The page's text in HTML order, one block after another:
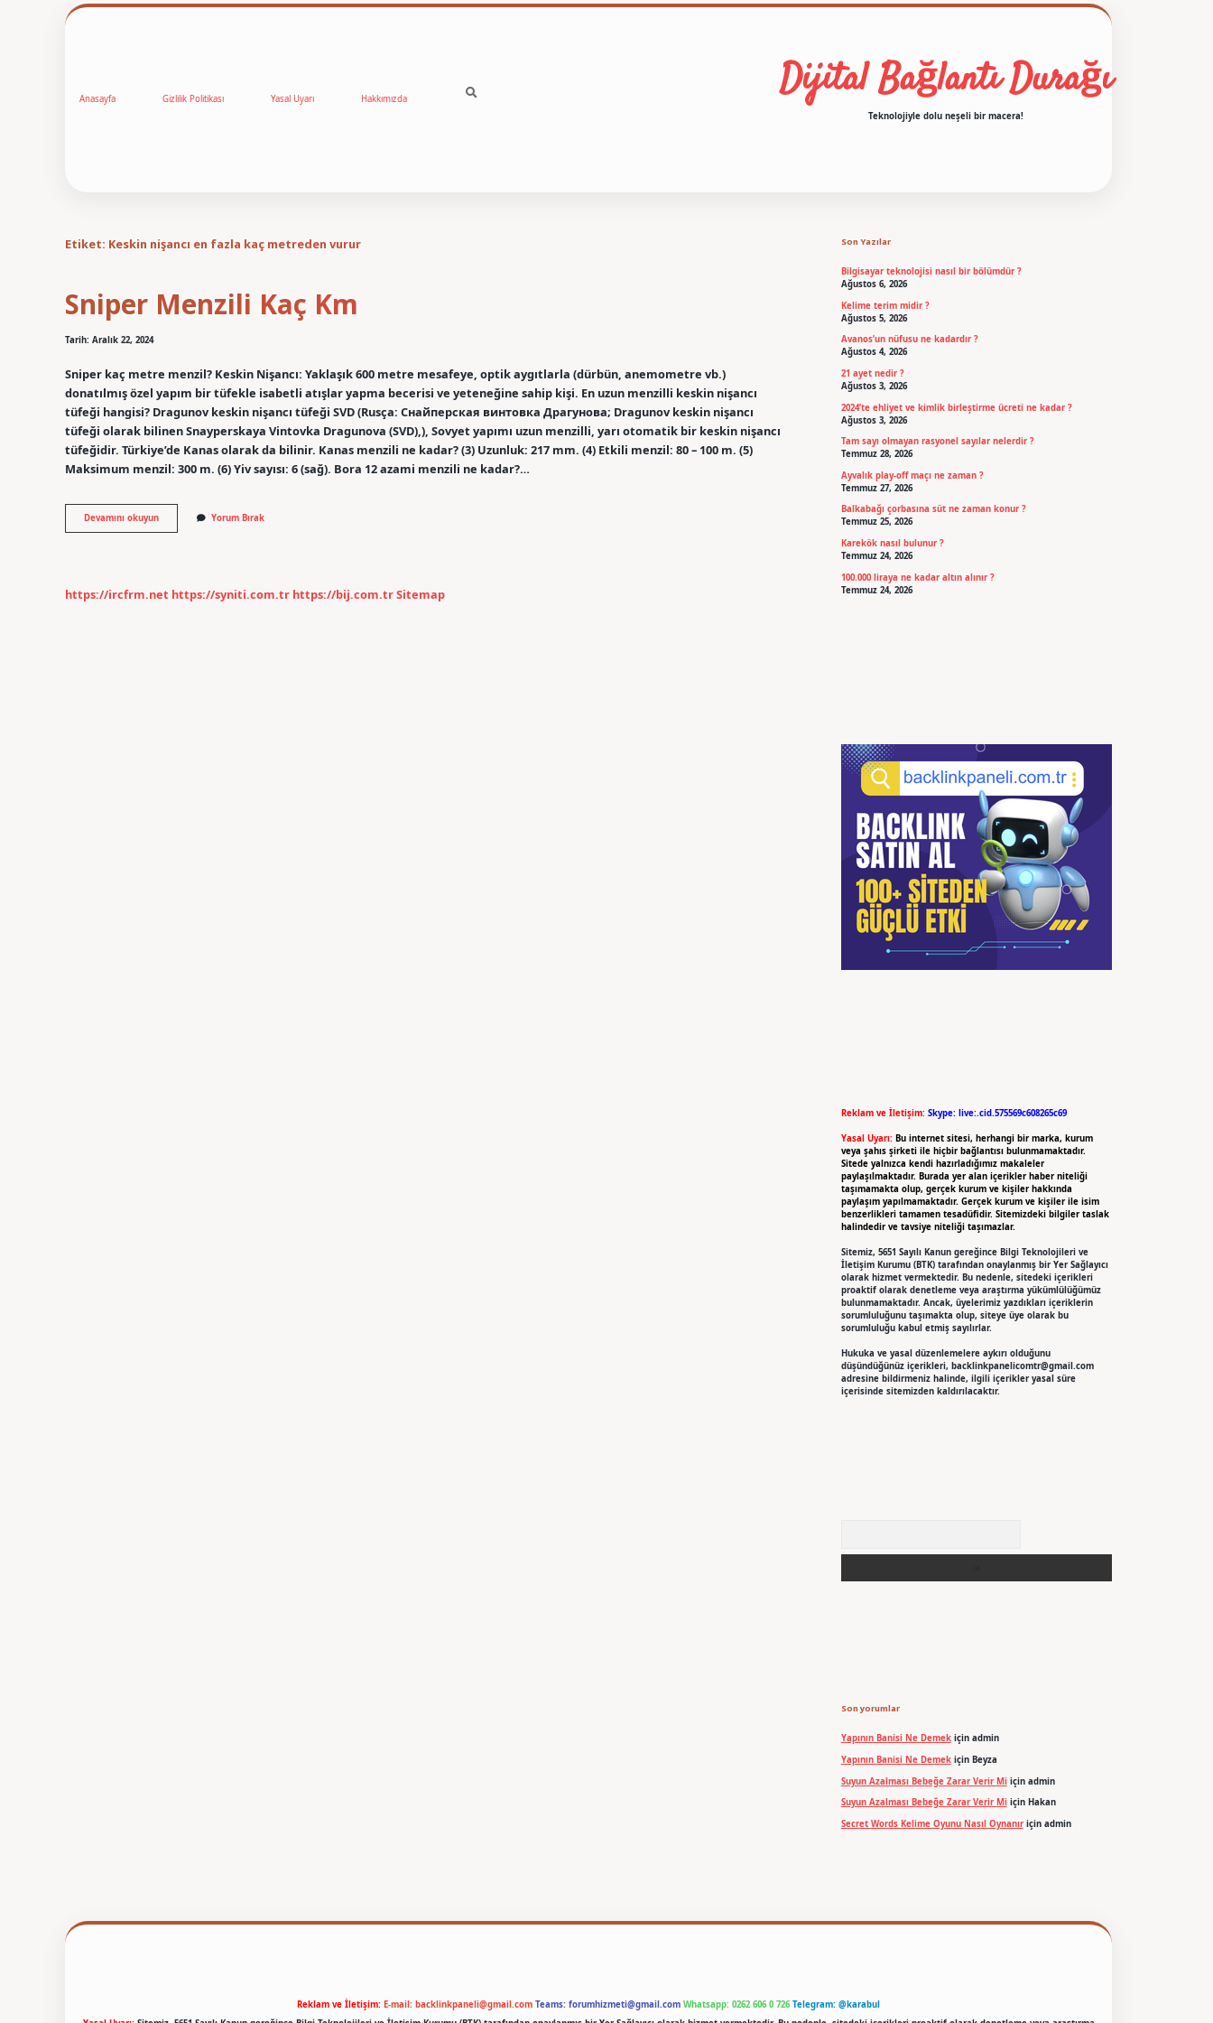
Anasayfa Gizlilik Politikası Yasal Uyarı Hakkımızda Dijital Bağlantı Durağı
Teknolojiyle dolu neşeli bir macera!
Etiket: Keskin nişancı en fazla kaç metreden vurur
Sniper Menzili Kaç Km
Tarih: Aralık 22, 2024
Sniper kaç metre menzil? Keskin Nişancı: Yaklaşık 600 metre mesafeye, optik aygıtlarla (dürbün, anemometre vb.)
donatılmış özel yapım bir tüfekle isabetli atışlar yapma becerisi ve yeteneğine sahip kişi. En uzun menzilli keskin nişancı
tüfeği hangisi? Dragunov keskin nişancı tüfeği SVD (Rusça: Снайперская винтовка Драгунова; Dragunov keskin nişancı
tüfeği olarak bilinen Snayperskaya Vintovka Dragunova (SVD),), Sovyet yapımı uzun menzilli, yarı otomatik bir keskin nişancı
tüfeğidir. Türkiye’de Kanas olarak da bilinir. Kanas menzili ne kadar? (3) Uzunluk: 217 mm. (4) Etkili menzil: 80 – 100 m. (5)
Maksimum menzil: 300 m. (6) Yiv sayısı: 6 (sağ). Bora 12 azami menzili ne kadar?…
Devamını okuyunSniper
Menzili
Yorum Bırak
https://ircfrm.net https://syniti.com.tr https://bij.com.trSitemap
Son Yazılar
Bilgisayar teknolojisi nasıl bir bölümdür ?
Ağustos 6, 2026
Kelime terim midir ?
Ağustos 5, 2026
Avanos’un nüfusu ne kadardır ?
Ağustos 4, 2026
21 ayet nedir ?
Ağustos 3, 2026
2024’te ehliyet ve kimlik birleştirme ücreti ne kadar ?
Ağustos 3, 2026
Tam sayı olmayan rasyonel sayılar nelerdir ?
Temmuz 28, 2026
Ayvalık play-off maçı ne zaman ?
Temmuz 27, 2026
Balkabağı çorbasına süt ne zaman konur ?
Temmuz 25, 2026
Karekök nasıl bulunur ?
Temmuz 24, 2026
100.000 liraya ne kadar altın alınır ?
Temmuz 24, 2026
Reklam ve İletişim: Skype: live:.cid.575569c608265c69
Yasal Uyarı: Bu internet sitesi, herhangi bir marka, kurum
veya şahıs şirketi ile hiçbir bağlantısı bulunmamaktadır.
Sitede yalnızca kendi hazırladığımız makaleler
paylaşılmaktadır. Burada yer alan içerikler haber niteliği
taşımamakta olup, gerçek kurum ve kişiler hakkında
paylaşım yapılmamaktadır. Gerçek kurum ve kişiler ile isim
benzerlikleri tamamen tesadüfidir. Sitemizdeki bilgiler taslak
halindedir ve tavsiye niteliği taşımazlar.
Sitemiz, 5651 Sayılı Kanun gereğince Bilgi Teknolojileri ve
İletişim Kurumu (BTK) tarafından onaylanmış bir Yer Sağlayıcı
olarak hizmet vermektedir. Bu nedenle, sitedeki içerikleri
proaktif olarak denetleme veya araştırma yükümlülüğümüz
bulunmamaktadır. Ancak, üyelerimiz yazdıkları içeriklerin
sorumluluğunu taşımakta olup, siteye üye olarak bu
sorumluluğu kabul etmiş sayılırlar.
Hukuka ve yasal düzenlemelere aykırı olduğunu
düşündüğünüz içerikleri, backlinkpanelicomtr@gmail.com
adresine bildirmeniz halinde, ilgili içerikler yasal süre
içerisinde sitemizden kaldırılacaktır.
Son yorumlar
Yapının Banisi Ne Demekiçin admin
Yapının Banisi Ne Demekiçin Beyza
Suyun Azalması Bebeğe Zarar Verir Miiçin admin
Suyun Azalması Bebeğe Zarar Verir Miiçin Hakan
Secret Words Kelime Oyunu Nasıl Oynanıriçin admin
Reklam ve İletişim: E-mail: backlinkpaneli@gmail.com Teams: forumhizmeti@gmail.com Whatsapp: 0262 606 0 726 Telegram: @karabul